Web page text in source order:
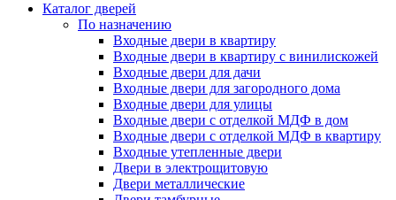
Каталог дверей
По назначению
Входные двери в квартиру
Входные двери в квартиру с винилискожей
Входные двери для дачи
Входные двери для загородного дома
Входные двери для улицы
Входные двери с отделкой МДФ в дом
Входные двери с отделкой МДФ в квартиру
Входные утепленные двери
Двери в электрощитовую
Двери металлические